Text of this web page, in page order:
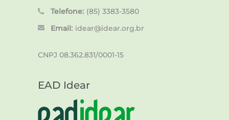
Telefone: (85) 3383-3580
Email: idear@idear.org.br
CNPJ 08.362.831/0001-15
EAD Idear